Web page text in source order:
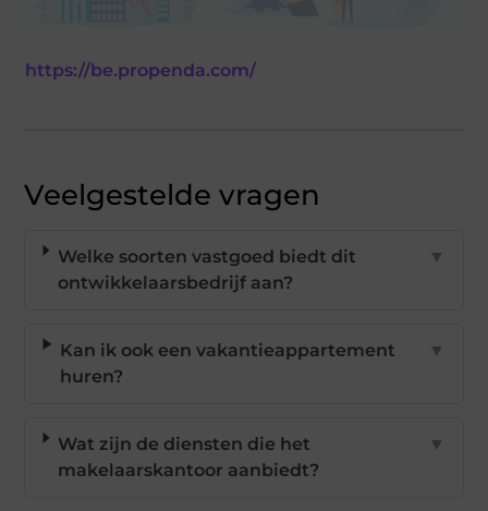
https://be.propenda.com/
Veelgestelde vragen
Welke soorten vastgoed biedt dit
ontwikkelaarsbedrijf aan?
▼
Kan ik ook een vakantieappartement
huren?
▼
Wat zijn de diensten die het
makelaarskantoor aanbiedt?
▼